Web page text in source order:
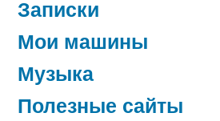
Записки
Мои машины
Музыка
Полезные сайты